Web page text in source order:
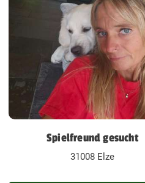
Spielfreund gesucht
31008 Elze